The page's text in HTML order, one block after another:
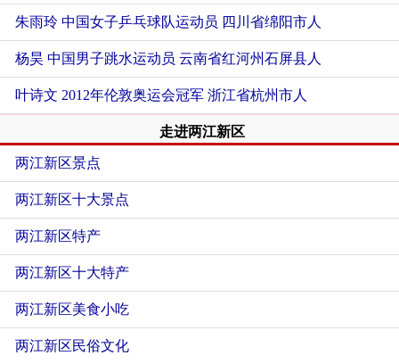
朱雨玲 中国女子乒乓球队运动员 四川省绵阳市人
杨昊 中国男子跳水运动员 云南省红河州石屏县人
叶诗文 2012年伦敦奥运会冠军 浙江省杭州市人
走进两江新区
两江新区景点
两江新区十大景点
两江新区特产
两江新区十大特产
两江新区美食小吃
两江新区民俗文化